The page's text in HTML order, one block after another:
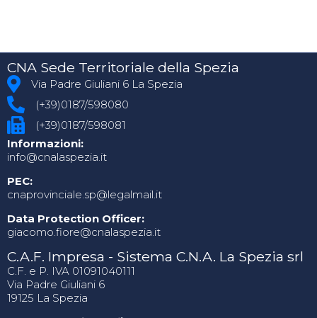
CNA Sede Territoriale della Spezia
Via Padre Giuliani 6 La Spezia
(+39)0187/598080
(+39)0187/598081
Informazioni:
info@cnalaspezia.it
PEC:
cnaprovinciale.sp@legalmail.it
Data Protection Officer:
giacomo.fiore@cnalaspezia.it
C.A.F. Impresa - Sistema C.N.A. La Spezia srl
C.F. e P. IVA 01091040111
Via Padre Giuliani 6
19125 La Spezia